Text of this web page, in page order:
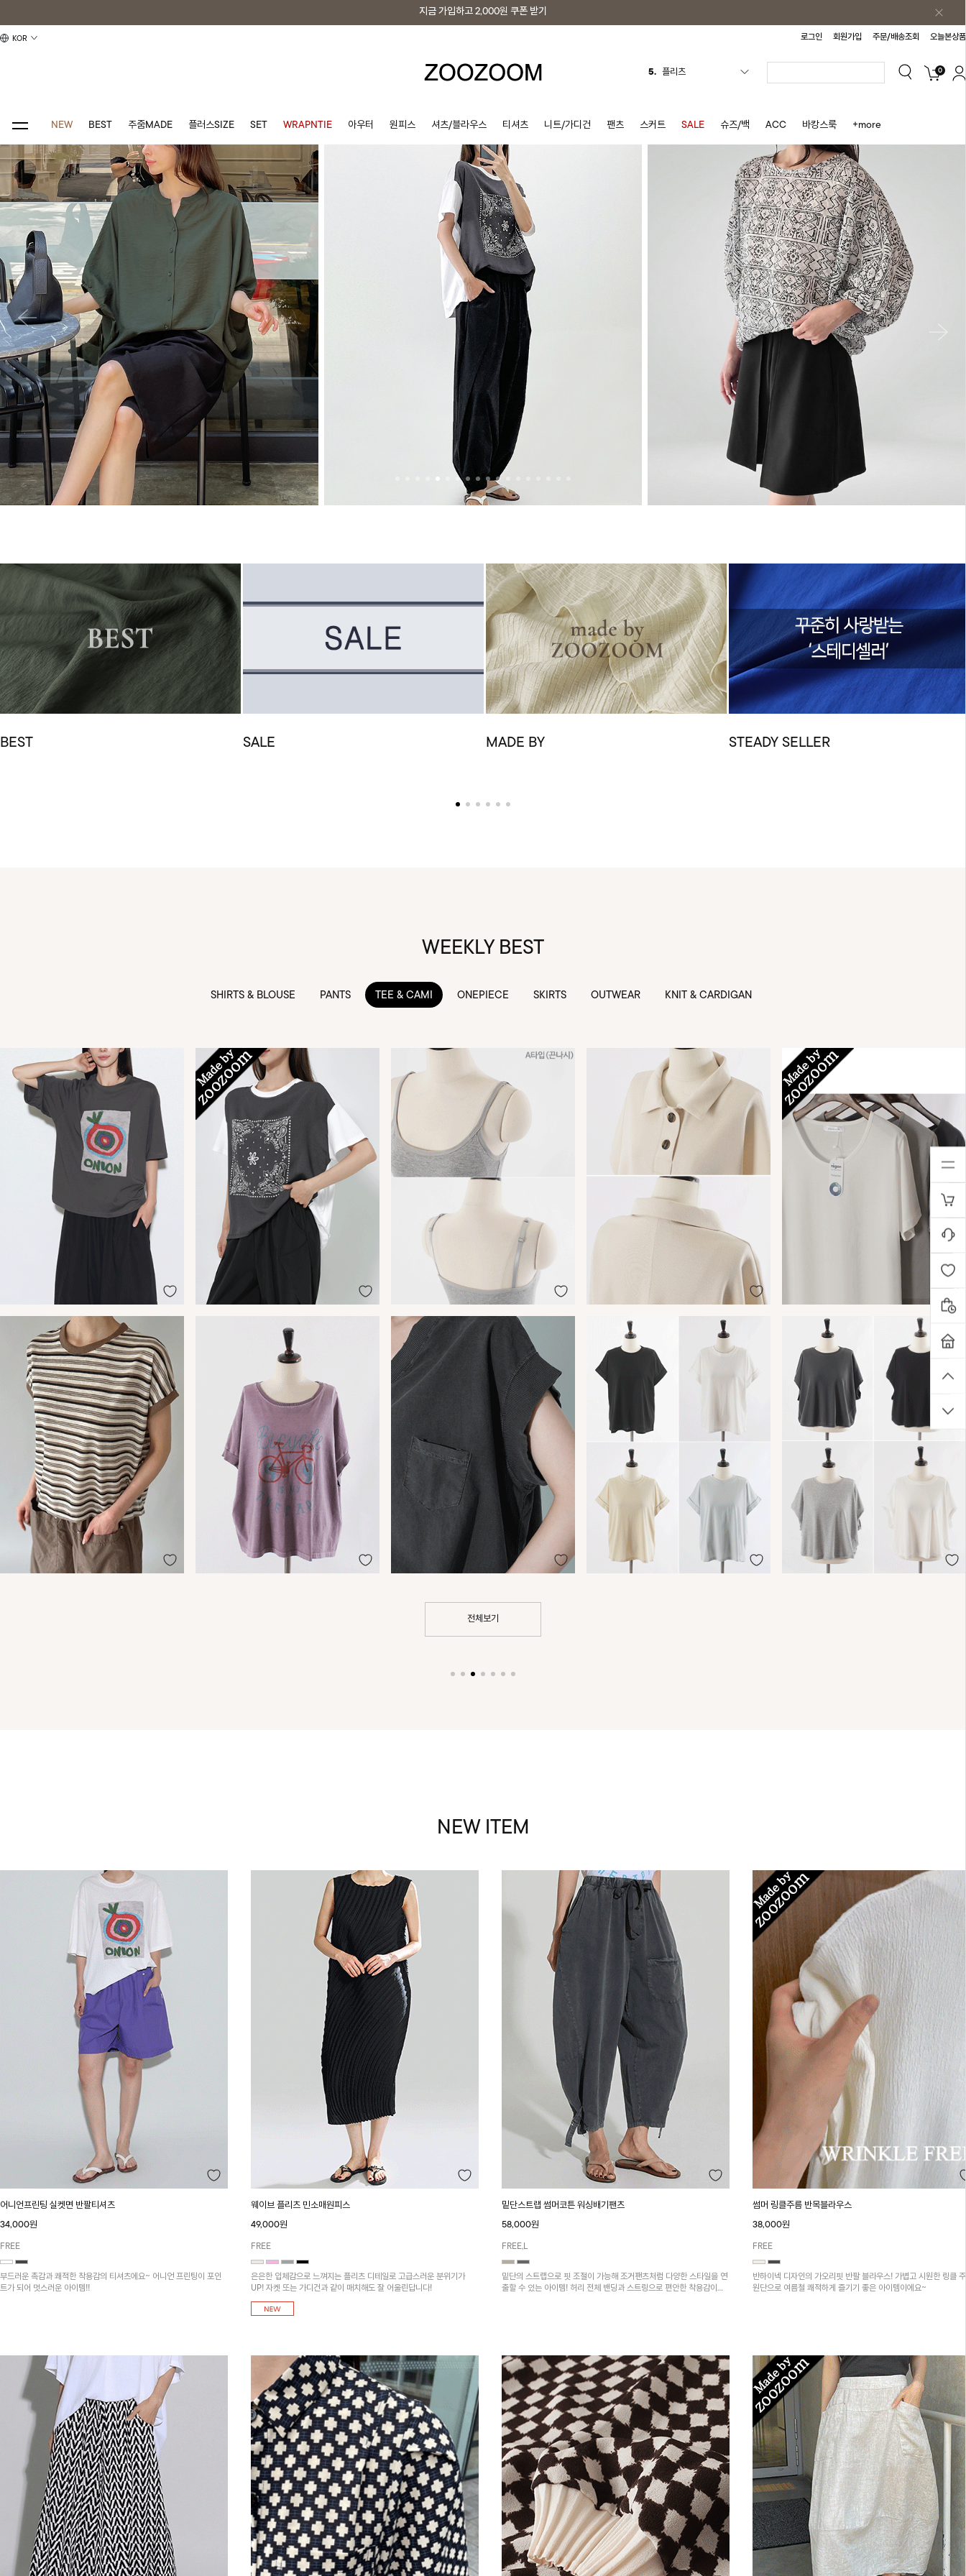
지금 가입하고 2,000원 쿠폰 받기
KOR 로그인 회원가입 주문/배송조회 오늘본상품
6. 나시원피스
8.
0
NEW BEST 주줌MADE 플러스SIZE SET WRAPNTIE 아우터 원피스 셔츠/블라우스 티셔츠 니트/가디건 팬츠 스커트 SALE 슈즈/백 ACC 바캉스룩 +more
BEST SALE MADE BY STEADY SELLER
WEEKLY BEST
SHIRTS & BLOUSE PANTS TEE & CAMI ONEPIECE SKIRTS OUTWEAR KNIT & CARDIGAN
전체보기
NEW ITEM
어니언프린팅 실켓면 반팔티셔츠
34,000원
FREE
부드러운 촉감과 쾌적한 착용감의 티셔츠에요~ 어니언 프린팅이 포인
트가 되어 멋스러운 아이템!!
웨이브 플리츠 민소매원피스
49,000원
FREE
은은한 입체감으로 느껴지는 플리츠 디테일로 고급스러운 분위기가
UP! 자켓 또는 가디건과 같이 매치해도 잘 어울린답니다!
밑단스트랩 썸머코튼 워싱배기팬츠
58,000원
FREE,L
밑단의 스트랩으로 핏 조절이 가능해 조거팬츠처럼 다양한 스타일을 연
출할 수 있는 아이템! 허리 전체 밴딩과 스트링으로 편안한 착용감이며,
썸머 링클주름 반목블라우스
38,000원
FREE
반하이넥 디자인의 가오리핏 반팔 블라우스! 가볍고 시원한 링클
원단으로 여름철 쾌적하게 즐기기 좋은 아이템이에요~